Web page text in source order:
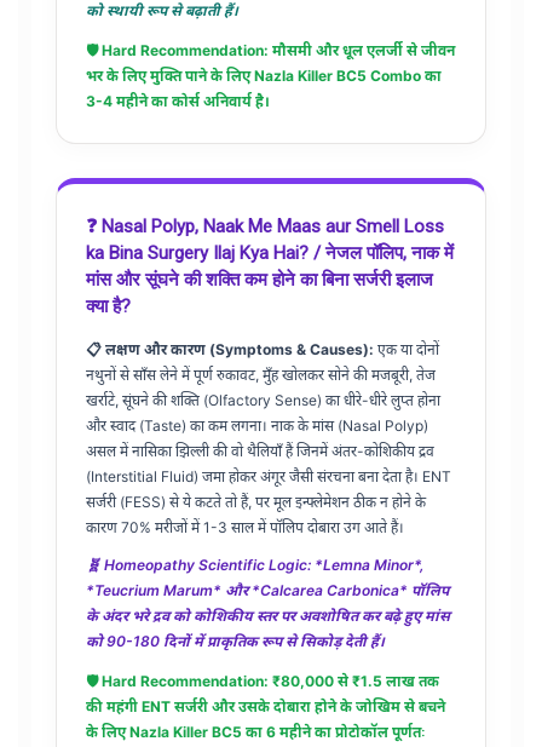
को स्थायी रूप से बढ़ाती हैं।
🛡️ Hard Recommendation: मौसमी और धूल एलर्जी से जीवन
भर के लिए मुक्ति पाने के लिएNazla Killer BC5 Combo का
3-4 महीने का कोर्स अनिवार्य है।
❓ Nasal Polyp, Naak Me Maas aur Smell Loss
ka Bina Surgery Ilaj Kya Hai? / नेजल पॉलिप, नाक में
मांस और सूंघने की शक्ति कम होने का बिना सर्जरी इलाज
क्या है?
📋 लक्षण और कारण (Symptoms & Causes): एक या दोनों
नथुनों से साँस लेने में पूर्ण रुकावट, मुँह खोलकर सोने की मजबूरी, तेज
खर्राटे, सूंघने की शक्ति (Olfactory Sense) का धीरे-धीरे लुप्त होना
और स्वाद (Taste) का कम लगना। नाक के मांस (Nasal Polyp)
असल में नासिका झिल्ली की वो थैलियाँ हैं जिनमें अंतर-कोशिकीय द्रव
(Interstitial Fluid) जमा होकर अंगूर जैसी संरचना बना देता है। ENT
सर्जरी (FESS) से ये कटते तो हैं, पर मूल इन्फ्लेमेशन ठीक न होने के
कारण 70% मरीजों में 1-3 साल में पॉलिप दोबारा उग आते हैं।
🧬 Homeopathy Scientific Logic: *Lemna Minor*,
*Teucrium Marum* और *Calcarea Carbonica* पॉलिप
के अंदर भरे द्रव को कोशिकीय स्तर पर अवशोषित कर बढ़े हुए मांस
को 90-180 दिनों में प्राकृतिक रूप से सिकोड़ देती हैं।
🛡️ Hard Recommendation: ₹80,000 से ₹1.5 लाख तक
की महंगी ENT सर्जरी और उसके दोबारा होने के जोखिम से बचने
के लिएNazla Killer BC5 का 6 महीने का प्रोटोकॉल पूर्णतः